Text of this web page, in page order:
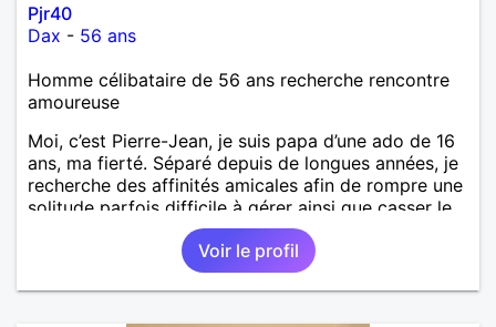
Pjr40
Dax - 56 ans
Homme célibataire de 56 ans recherche rencontre
amoureuse
Moi, c’est Pierre-Jean, je suis papa d’une ado de 16
ans, ma fierté. Séparé depuis de longues années, je
recherche des affinités amicales afin de rompre une
solitude parfois difficile à gérer ainsi que casser le
vague à l’âme. L’amitié reste extrêmement
importante à mes yeux mais peut se décliner en des
sentiments plus puissants. « Le temps fera son
œuvre » disait Arthur Schopenhauer, philosophe
Voir le profil